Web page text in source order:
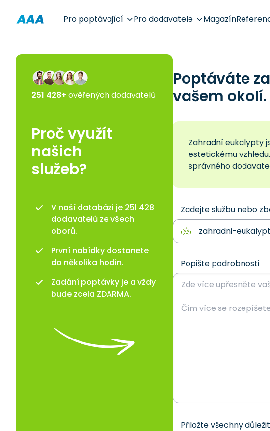
Pro poptávající Pro dodavatele Magazín
Poptáváte
vašem okolí.
Zahradní eukalypty
estetickému
správného
Zadejte službu nebo
Popište podrobnosti
Přiložte všechny
251 428+ ověřených dodavatelů
Proč využít
našich
služeb?
V naší databázi je 251 428
dodavatelů ze všech
oborů.
První nabídky dostanete
do několika hodin.
Zadání poptávky je a vždy
bude zcela ZDARMA.